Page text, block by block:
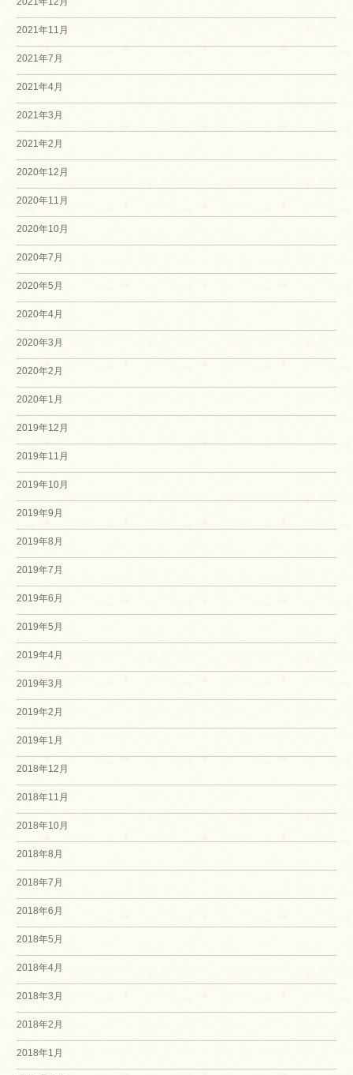
2021年11月
2021年7月
2021年4月
2021年3月
2021年2月
2020年12月
2020年11月
2020年10月
2020年7月
2020年5月
2020年4月
2020年3月
2020年2月
2020年1月
2019年12月
2019年11月
2019年10月
2019年9月
2019年8月
2019年7月
2019年6月
2019年5月
2019年4月
2019年3月
2019年2月
2019年1月
2018年12月
2018年11月
2018年10月
2018年8月
2018年7月
2018年6月
2018年5月
2018年4月
2018年3月
2018年2月
2018年1月